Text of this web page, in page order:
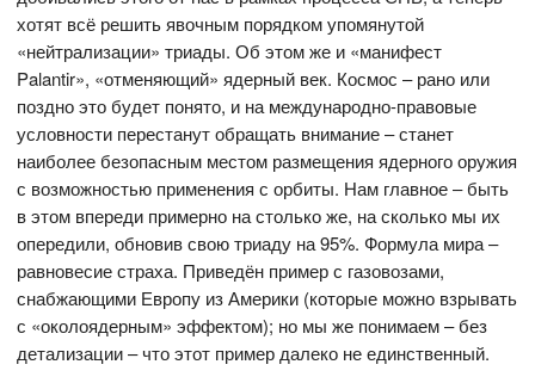
хотят всё решить явочным порядком упомянутой
«нейтрализации» триады. Об этом же и «манифест
Palantir», «отменяющий» ядерный век. Космос – рано или
поздно это будет понято, и на международно-правовые
условности перестанут обращать внимание – станет
наиболее безопасным местом размещения ядерного оружия
с возможностью применения с орбиты. Нам главное – быть
в этом впереди примерно на столько же, на сколько мы их
опередили, обновив свою триаду на 95%. Формула мира –
равновесие страха. Приведён пример с газовозами,
снабжающими Европу из Америки (которые можно взрывать
с «околоядерным» эффектом); но мы же понимаем – без
детализации – что этот пример далеко не единственный.